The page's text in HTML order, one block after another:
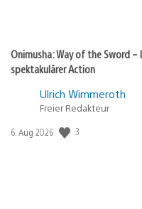
Onimusha: Way of the Sword –
spektakulärer Action
Ulrich Wimmeroth
Freier Redakteur
Veröffentlichungsdatum:
6. Aug 2026 3